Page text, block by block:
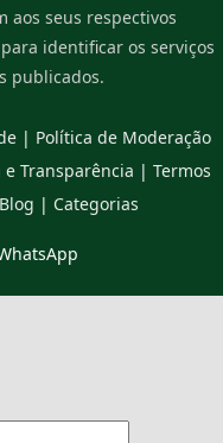
aos seus respectivos
identificar os serviços
publicados.
| Política de Moderação
e Transparência | Termos
Blog | Categorias